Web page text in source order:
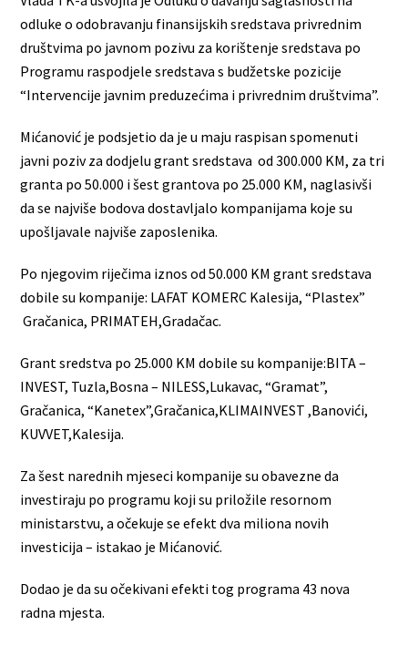
odluke o odobravanju finansijskih sredstava privrednim
društvima po javnom pozivu za korištenje sredstava po
Programu raspodjele sredstava s budžetske pozicije
“Intervencije javnim preduzećima i privrednim društvima”.
Mićanović je podsjetio da je u maju raspisan spomenuti
javni poziv za dodjelu grant sredstava od 300.000 KM, za tri
granta po 50.000 i šest grantova po 25.000 KM, naglasivši
da se najviše bodova dostavljalo kompanijama koje su
upošljavale najviše zaposlenika.
Po njegovim riječima iznos od 50.000 KM grant sredstava
dobile su kompanije: LAFAT KOMERC Kalesija, “Plastex”
Gračanica, PRIMATEH,Gradačac.
Grant sredstva po 25.000 KM dobile su kompanije:BITA –
INVEST, Tuzla,Bosna – NILESS,Lukavac, “Gramat”,
Gračanica, “Kanetex”,Gračanica,KLIMAINVEST ,Banovići,
KUVVET,Kalesija.
Za šest narednih mjeseci kompanije su obavezne da
investiraju po programu koji su priložile resornom
ministarstvu, a očekuje se efekt dva miliona novih
investicija – istakao je Mićanović.
Dodao je da su očekivani efekti tog programa 43 nova
radna mjesta.